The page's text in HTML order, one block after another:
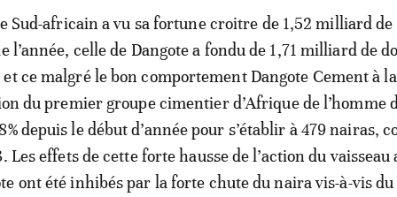
Sud-africain a vu sa fortune croitre de 1,52 milliard
l’année, celle de Dangote a fondu de 1,71 milliard de
ce malgré le bon comportement Dangote Cement à
du premier groupe cimentier d’Afrique de l’homme
depuis le début d’année pour s’établir à 479 nairas,
Les effets de cette forte hausse de l’action du
ont été inhibés par la forte chute du naira vis-à-vis